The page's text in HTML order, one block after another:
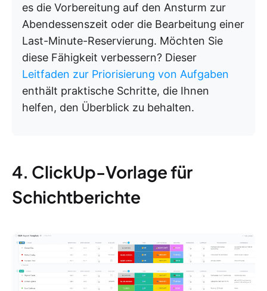
es die Vorbereitung auf den Ansturm zur
Abendessenszeit oder die Bearbeitung einer
Last-Minute-Reservierung. Möchten Sie
diese Fähigkeit verbessern? Dieser
Leitfaden zur Priorisierung von Aufgaben
enthält praktische Schritte, die Ihnen
helfen, den Überblick zu behalten.
4. ClickUp-Vorlage für
Schichtberichte